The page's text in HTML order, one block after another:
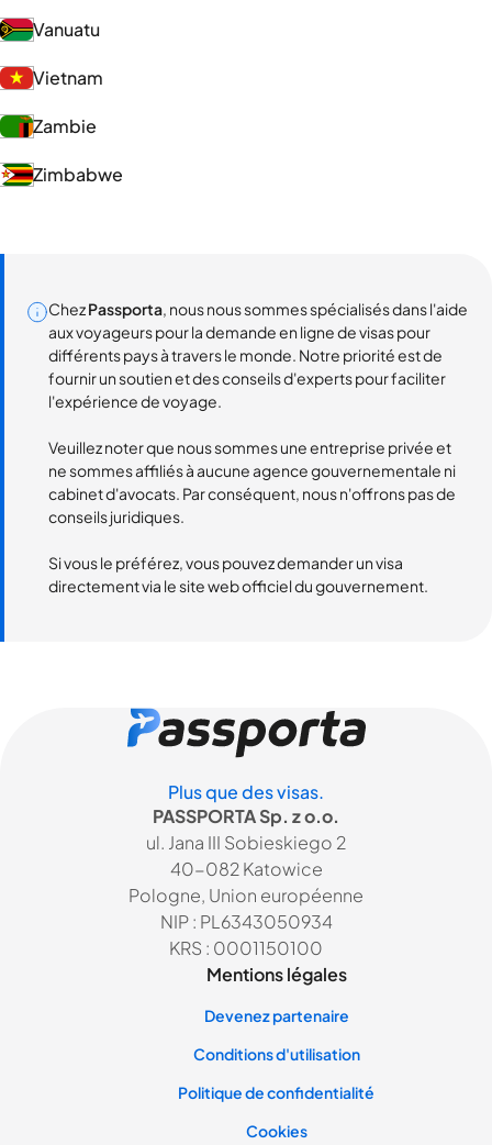
Vanuatu
Vietnam
Zambie
Zimbabwe
ChezPassporta, nous nous sommes spécialisés dans l'aide
aux voyageurs pour la demande en ligne de visas pour
différents pays à travers le monde. Notre priorité est de
fournir un soutien et des conseils d'experts pour faciliter
l'expérience de voyage.
Veuillez noter que nous sommes une entreprise privée et
ne sommes affiliés à aucune agence gouvernementale ni
cabinet d'avocats. Par conséquent, nous n'offrons pas de
conseils juridiques.
Si vous le préférez, vous pouvez demander un visa
directement via le site web officiel du gouvernement.
Plus que des visas.
PASSPORTA Sp. z o.o.
ul. Jana III Sobieskiego 2
40-082 Katowice
Pologne, Union européenne
NIP : PL6343050934
KRS : 0001150100
Mentions légales
Devenez partenaire
Conditions d'utilisation
Politique de confidentialité
Cookies